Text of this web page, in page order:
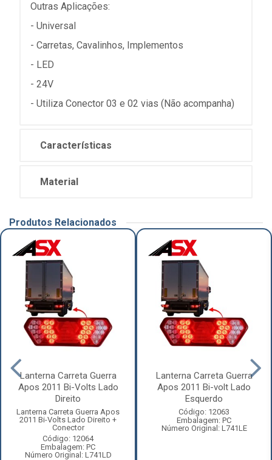
Outras Aplicações:
- Universal
- Carretas, Cavalinhos, Implementos
- LED
- 24V
- Utiliza Conector 03 e 02 vias (Não acompanha)
Características
Material
Produtos Relacionados
Lanterna Carreta Guerra
Apos 2011 Bi-Volts Lado
Direito
Lanterna Carreta Guerra Apos
2011 Bi-Volts Lado Direito +
Conector
Código: 12064
Embalagem: PC
Número Original: L741LD
Lanterna Carreta Guerra
Apos 2011 Bi-volt Lado
Esquerdo
Código: 12063
Embalagem: PC
Número Original: L741LE